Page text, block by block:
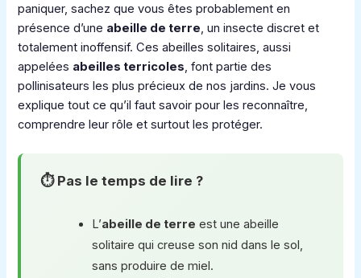
paniquer, sachez que vous êtes probablement en
présence d’une abeille de terre, un insecte discret et
totalement inoffensif. Ces abeilles solitaires, aussi
appelées abeilles terricoles, font partie des
pollinisateurs les plus précieux de nos jardins. Je vous
explique tout ce qu’il faut savoir pour les reconnaître,
comprendre leur rôle et surtout les protéger.
⏱ Pas le temps de lire ?
L’abeille de terre est une abeille
solitaire qui creuse son nid dans le sol,
sans produire de miel.